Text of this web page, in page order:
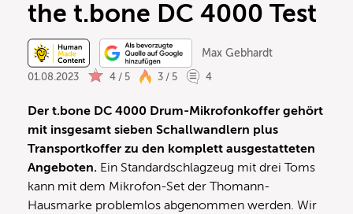
the t.bone DC 4000 Test
Max Gebhardt
01.08.2023 4 / 5 3 / 5 4
Der t.bone DC 4000 Drum-Mikrofonkoffer gehört
mit insgesamt sieben Schallwandlern plus
Transportkoffer zu den komplett ausgestatteten
Angeboten. Ein Standardschlagzeug mit drei Toms
kann mit dem Mikrofon-Set der Thomann-
Hausmarke problemlos abgenommen werden. Wir